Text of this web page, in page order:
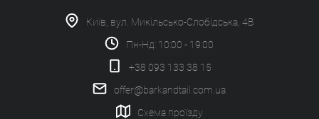
Київ, вул. Микільсько-Слобідська, 4В
Пн-Нд: 10:00 - 19:00
+38 093 133 38 15
offer@barkandtail.com.ua
Схема проїзду